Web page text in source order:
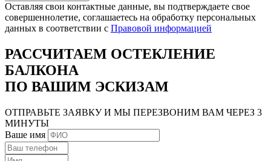
Оставляя свои контактные данные, вы подтверждаете свое
совершеннолетие, соглашаетесь на обработку персональных
данных в соответствии с Правовой информацией
РАССЧИТАЕМ ОСТЕКЛЕНИЕ
БАЛКОНА
ПО ВАШИМ ЭСКИЗАМ
ОТПРАВЬТЕ ЗАЯВКУ И МЫ ПЕРЕЗВОНИМ ВАМ ЧЕРЕЗ 3
МИНУТЫ
Ваше имя